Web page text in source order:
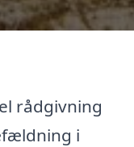
rådgivning
i